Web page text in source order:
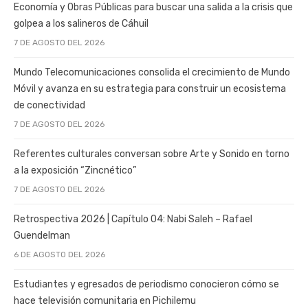
Economía y Obras Públicas para buscar una salida a la crisis que
golpea a los salineros de Cáhuil
7 DE AGOSTO DEL 2026
Mundo Telecomunicaciones consolida el crecimiento de Mundo
Móvil y avanza en su estrategia para construir un ecosistema
de conectividad
7 DE AGOSTO DEL 2026
Referentes culturales conversan sobre Arte y Sonido en torno
a la exposición “Zincnético”
7 DE AGOSTO DEL 2026
Retrospectiva 2026 | Capítulo 04: Nabi Saleh – Rafael
Guendelman
6 DE AGOSTO DEL 2026
Estudiantes y egresados de periodismo conocieron cómo se
hace televisión comunitaria en Pichilemu